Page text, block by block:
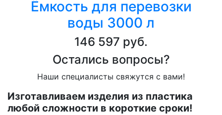
Ёмкость для перевозки
воды 3000 л
146 597 руб.
Остались вопросы?
Наши специалисты свяжутся с вами!
Изготавливаем изделия из пластика
любой сложности в короткие сроки!